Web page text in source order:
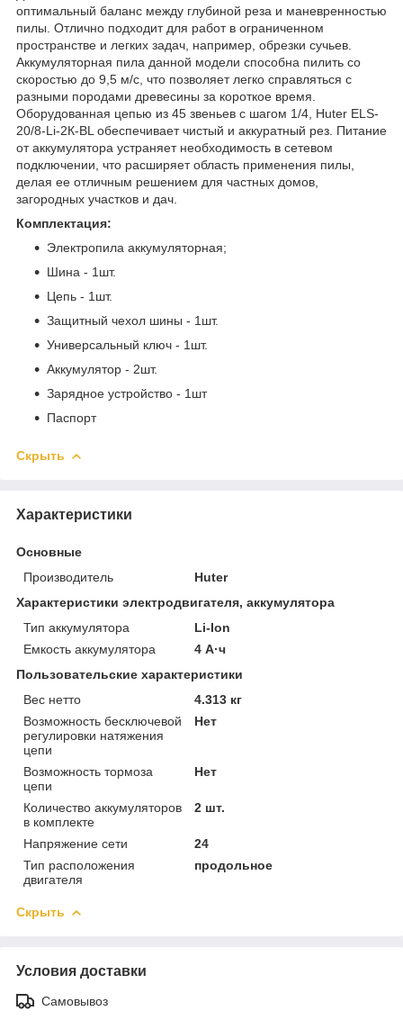
оптимальный баланс между глубиной реза и маневренностью
пилы. Отлично подходит для работ в ограниченном
пространстве и легких задач, например, обрезки сучьев.
Аккумуляторная пила данной модели способна пилить со
скоростью до 9,5 м/с, что позволяет легко справляться с
разными породами древесины за короткое время.
Оборудованная цепью из 45 звеньев с шагом 1/4, Huter ELS-
20/8-Li-2К-BL обеспечивает чистый и аккуратный рез. Питание
от аккумулятора устраняет необходимость в сетевом
подключении, что расширяет область применения пилы,
делая ее отличным решением для частных домов,
загородных участков и дач.
Комплектация:
Электропила аккумуляторная;
Шина - 1шт.
Цепь - 1шт.
Защитный чехол шины - 1шт.
Универсальный ключ - 1шт.
Аккумулятор - 2шт.
Зарядное устройство - 1шт
Паспорт
Скрыть
Характеристики
Основные
Производитель
Huter
Характеристики электродвигателя, аккумулятора
Тип аккумулятора
Li-Ion
Емкость аккумулятора
4 А·ч
Пользовательские характеристики
Вес нетто
4.313 кг
Возможность бесключевой
регулировки натяжения
цепи
Нет
Возможность тормоза
цепи
Нет
Количество аккумуляторов
в комплекте
2 шт.
Напряжение сети
24
Тип расположения
двигателя
продольное
Скрыть
Условия доставки
Самовывоз